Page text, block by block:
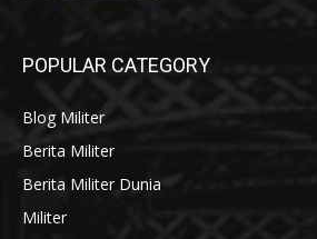
POPULAR CATEGORY
Blog Militer
Berita Militer
Berita Militer Dunia
Militer